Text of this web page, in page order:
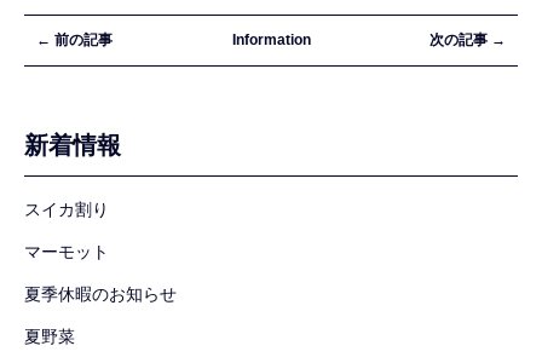
← 前の記事 Information 次の記事 →
新着情報
スイカ割り
マーモット
夏季休暇のお知らせ
夏野菜